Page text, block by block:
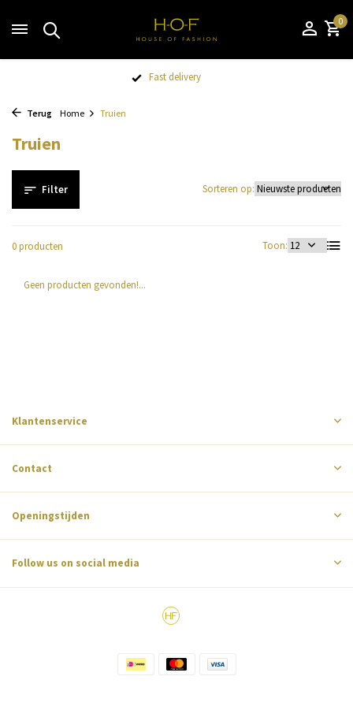
0
Fast delivery
Terug Home Truien
Truien
Filter
0 producten Toon:
Sorteren op:
Geen producten gevonden!...
Klantenservice
Contact
Openingstijden
Follow us on social media